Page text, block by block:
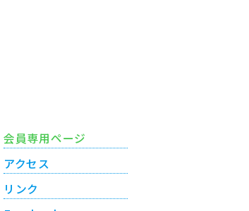
会員専用ページ
アクセス
リンク